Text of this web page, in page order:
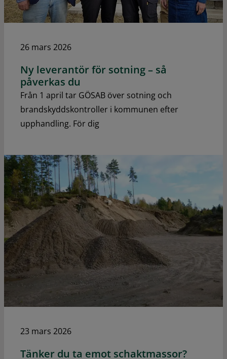
26 mars 2026
Ny leverantör för sotning – så
påverkas du
Från 1 april tar GÖSAB över sotning och
brandskyddskontroller i kommunen efter
upphandling. För dig
23 mars 2026
Tänker du ta emot schaktmassor?